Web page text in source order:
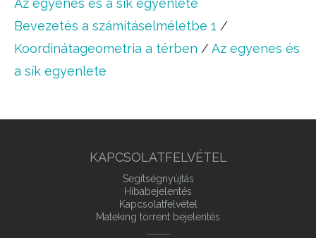
Az egyenes és a sík egyenlete
Bevezetés a számításelméletbe 1 /
Koordinátageometria a térben / Az egyenes és
a sík egyenlete
KAPCSOLATFELVÉTEL
Segítségnyújtás
Hibabejelentés
Kapcsolatfelvétel
Mateking torrent bejelentés